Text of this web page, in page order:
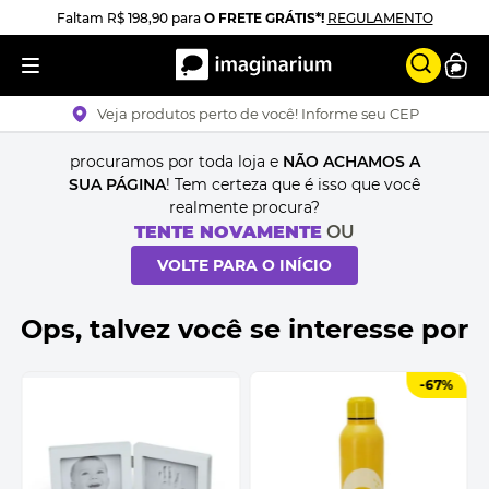
Faltam R$ 198,90paraO FRETE GRÁTIS*! REGULAMENTO
Veja produtos perto de você! Informe seu CEP
procuramos por toda loja e NÃO ACHAMOS A
SUA PÁGINA! Tem certeza que é isso que você
realmente procura?
TENTE NOVAMENTE OU
VOLTE PARA O INÍCIO
Ops, talvez você se interesse por
-67%